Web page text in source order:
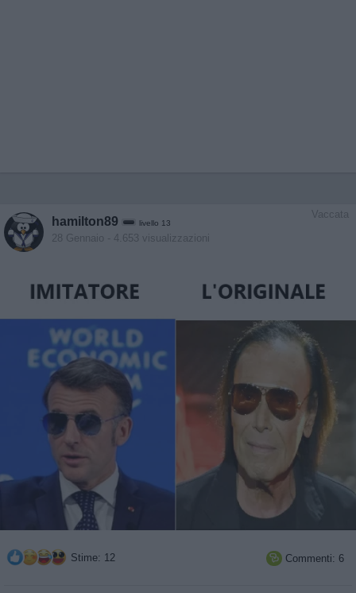
Vaccata
hamilton89 livello 13
28 Gennaio - 4.653 visualizzazioni
Stime: 12  Commenti: 6